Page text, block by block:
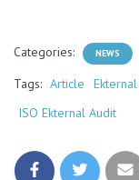
Categories: NEWS
Tags: Article
ISO Ekternal Audit